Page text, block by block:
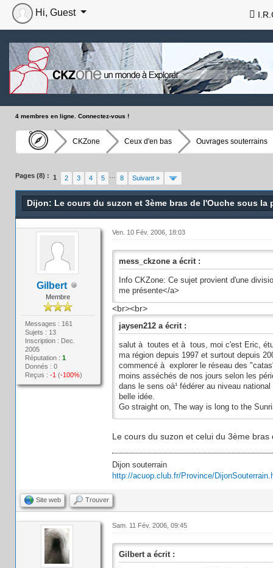
Hi, Guest
4 membres en ligne. Connectez-vous !
CKZone Ceux d'en bas Ouvrages souterrains
Pages (8) : 1 2 3 4 5 8 Suivant »
Dijon: Le cours du suzon et 3ème bras de l'Ouche sous la
Gilbert
Membre
Messages : 161
Sujets : 13
Inscription : Dec.
2005
Réputation :1
Donnés : 0
Reçus :-1 (-100%)
Ven. 10 Fév. 2006, 18:03
mess_ckzone a écrit :
Info CKZone: Ce sujet provient d'une
me présente</a>
<br><br>
jaysen212 a écrit :
salut à toutes et à tous, moi c'est Eric,
ma région depuis 1997 et surtout depuis
commencé à explorer le réseau des
moins asséchés de nos jours selon les
dans le sens oà¹ fédérer au niveau
belle idée.
Go straight on, The way is long to the
Le cours du suzon et celui du 3ème
Dijon souterrain
http://acuop.club.fr/Province/
Site web Trouver
Sam. 11 Fév. 2006, 09:45
Gilbert a écrit :